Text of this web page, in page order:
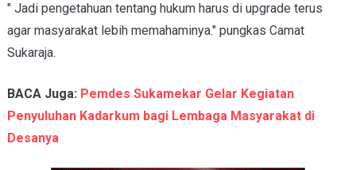
" Jadi pengetahuan tentang hukum harus di upgrade terus
agar masyarakat lebih memahaminya." pungkas Camat
Sukaraja.
BACA Juga: Pemdes Sukamekar Gelar Kegiatan
Penyuluhan Kadarkum bagi Lembaga Masyarakat di
Desanya